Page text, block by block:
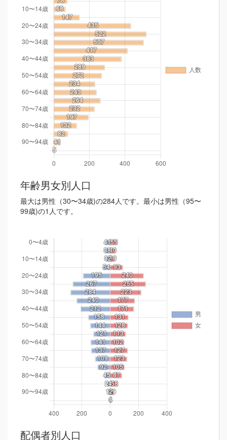
年齢男女別人口
最大は男性（30〜34歳)の284人です。最小は男性（95〜
99歳)の1人です。
配偶者別人口